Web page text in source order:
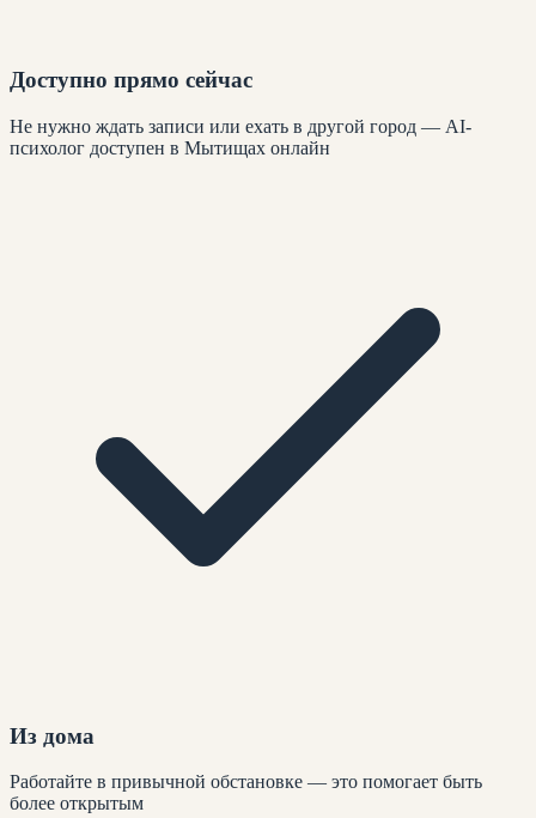
Доступно прямо сейчас
Не нужно ждать записи или ехать в другой город — AI-
психолог доступен в Мытищах онлайн
Из дома
Работайте в привычной обстановке — это помогает быть
более открытым